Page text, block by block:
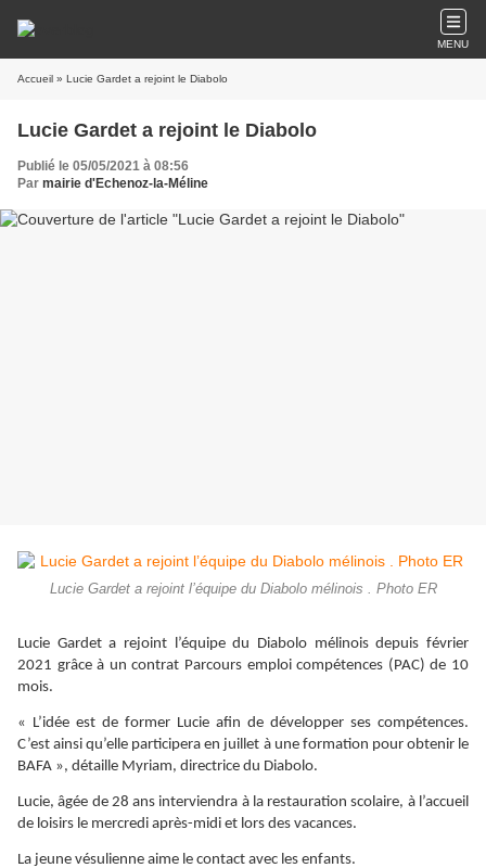
MENU
Accueil » Lucie Gardet a rejoint le Diabolo
Lucie Gardet a rejoint le Diabolo
Publié le 05/05/2021 à 08:56
Par mairie d'Echenoz-la-Méline
Lucie Gardet a rejoint l’équipe du Diabolo mélinois . Photo ER
Lucie Gardet a rejoint l’équipe du Diabolo mélinois depuis février
2021 grâce à un contrat Parcours emploi compétences (PAC) de 10
mois.
« L’idée est de former Lucie afin de développer ses compétences.
C’est ainsi qu’elle participera en juillet à une formation pour obtenir le
BAFA », détaille Myriam, directrice du Diabolo.
Lucie, âgée de 28 ans interviendra à la restauration scolaire, à l’accueil
de loisirs le mercredi après-midi et lors des vacances.
La jeune vésulienne aime le contact avec les enfants.